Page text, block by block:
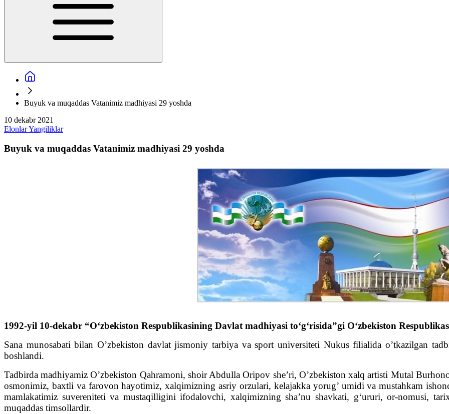
Buyuk va muqaddas Vatanimiz madhiyasi 29 yoshda
10 dekabr 2021
ElonlarYangiliklar
Buyuk va muqaddas Vatanimiz madhiyasi 29 yoshda
1992-yil 10-dekabr “Oʻzbekiston Respublikasining Davlat madhiyasi toʻgʻrisida”gi Oʻzbekiston
Sana munosabati bilan O’zbekiston davlat jismoniy tarbiya va sport universiteti Nukus filialida o’tkazilgan
boshlandi.
Tadbirda madhiyamiz O’zbekiston Qahramoni, shoir Abdulla Oripov she’ri, O’zbekiston xalq artisti Mutal
osmonimiz, baxtli va farovon hayotimiz, xalqimizning asriy orzulari, kelajakka yorug’ umidi va mustahkam
mamlakatimiz suvereniteti va mustaqilligini ifodalovchi, xalqimizning sha’nu shavkati, g‘ururi, or-nomusi,
muqaddas timsollardir.